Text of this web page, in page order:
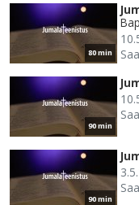
80 min
90 min
90 min